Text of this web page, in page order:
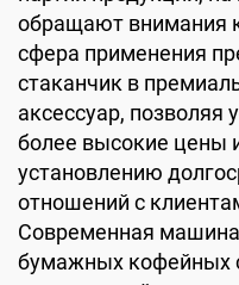
обращают внимания
сфера применения
стаканчик в
аксессуар, позволяя
более высокие цены
установлению
отношений с
Современная
бумажных кофейных